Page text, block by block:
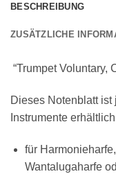
BESCHREIBUNG
ZUSÄTZLICHE
“Trumpet Voluntary,
Dieses Notenblatt
Instrumente
für
Wantalugaharfe